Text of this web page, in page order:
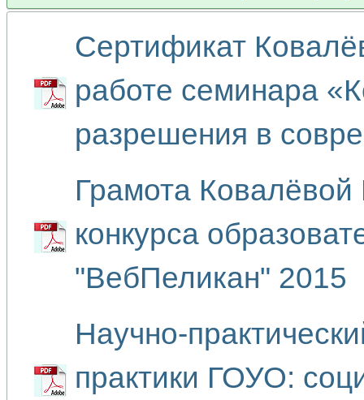
Сертификат
работе семинара
разрешения в
Грамота
конкурса
"ВебПеликан" 2015
Научно-
практики ГОУО: